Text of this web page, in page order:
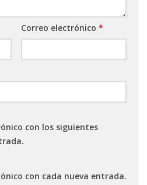
Correo electrónico *
con los siguientes
con cada nueva entrada.